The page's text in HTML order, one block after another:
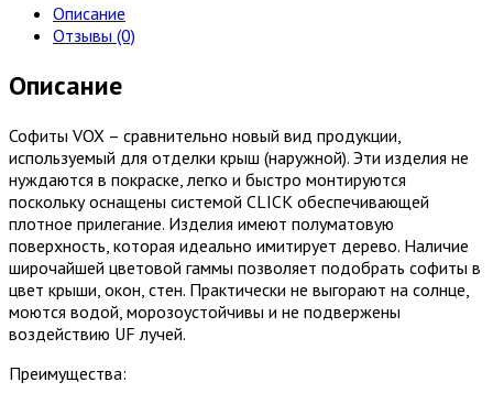
Описание
Отзывы (0)
Описание
Софиты VOX – сравнительно новый вид продукции,
используемый для отделки крыш (наружной). Эти изделия не
нуждаются в покраске, легко и быстро монтируются
поскольку оснащены системой CLICК обеспечивающей
плотное прилегание. Изделия имеют полуматовую
поверхность, которая идеально имитирует дерево. Наличие
широчайшей цветовой гаммы позволяет подобрать софиты в
цвет крыши, окон, стен. Практически не выгорают на солнце,
моются водой, морозоустойчивы и не подвержены
воздействию UF лучей.
Преимущества: